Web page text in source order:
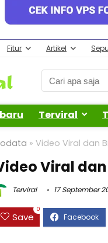
Fitur Artikel
Terviral
» Video Viral dan
Viral dan
Terviral 17 September
Save
0